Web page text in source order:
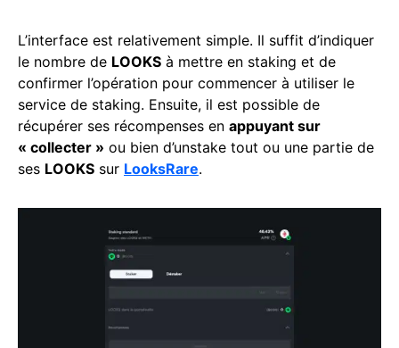
L’interface est relativement simple. Il suffit d’indiquer
le nombre de LOOKS à mettre en staking et de
confirmer l’opération pour commencer à utiliser le
service de staking. Ensuite, il est possible de
récupérer ses récompenses en appuyant sur
« collecter » ou bien d’unstake tout ou une partie de
ses LOOKS sur LooksRare.